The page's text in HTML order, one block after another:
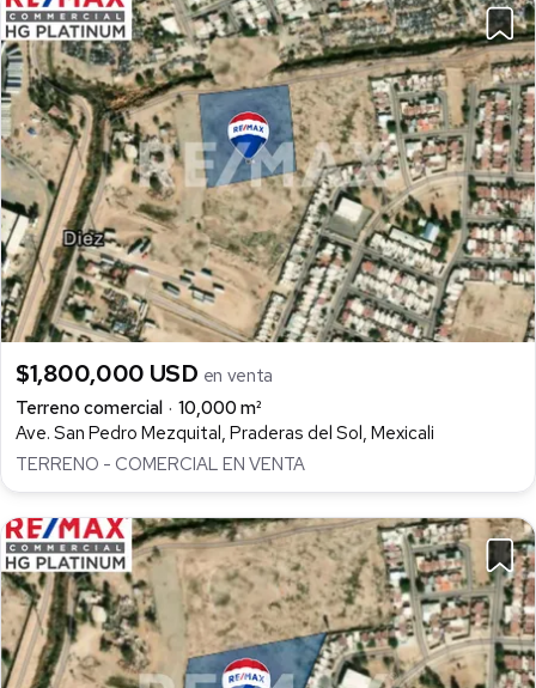
$1,800,000 USD en venta
Terreno comercial
10,000 m²
Ave. San Pedro Mezquital, Praderas del Sol, Mexicali
TERRENO - COMERCIAL EN VENTA